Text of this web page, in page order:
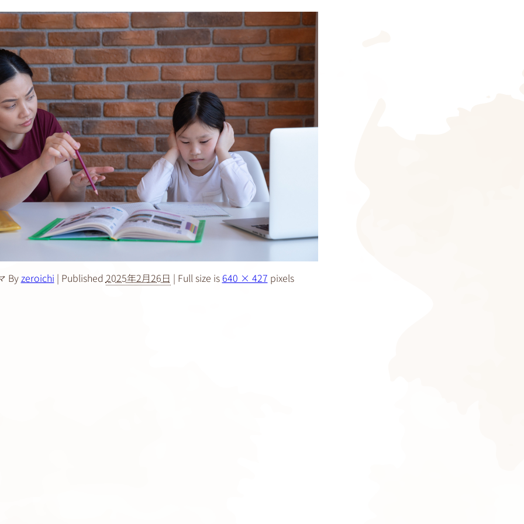
Byzeroichi | Published 2025年2月26日 | Full size is 640 × 427 pixels